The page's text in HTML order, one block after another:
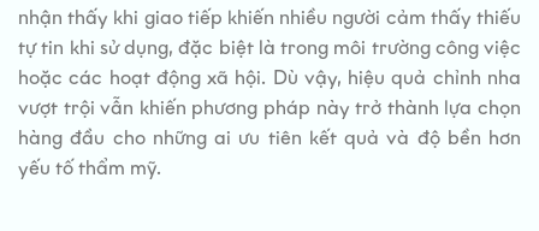
nhận thấy khi giao tiếp khiến nhiều người cảm thấy thiếu
tự tin khi sử dụng, đặc biệt là trong môi trường công việc
hoặc các hoạt động xã hội. Dù vậy, hiệu quả chỉnh nha
vượt trội vẫn khiến phương pháp này trở thành lựa chọn
hàng đầu cho những ai ưu tiên kết quả và độ bền hơn
yếu tố thẩm mỹ.